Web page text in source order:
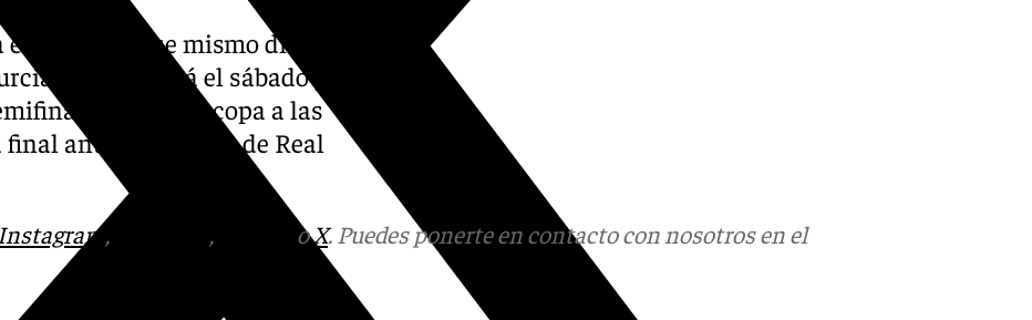
viernes y ese mismo día
entrenará el sábado por
de la Supercopa a las
final ante el ganador de Real
Instagram, , oX. Puedes ponerte en contacto con nosotros en el